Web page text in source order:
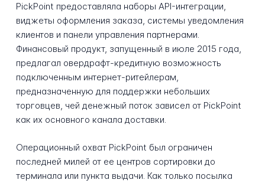
PickPoint предоставляла наборы API-интеграции,
виджеты оформления заказа, системы уведомления
клиентов и панели управления партнерами.
Финансовый продукт, запущенный в июле 2015 года,
предлагал овердрафт-кредитную возможность
подключенным интернет-ритейлерам,
предназначенную для поддержки небольших
торговцев, чей денежный поток зависел от PickPoint
как их основного канала доставки.
Операционный охват PickPoint был ограничен
последней милей от ее центров сортировки до
терминала или пункта выдачи. Как только посылка